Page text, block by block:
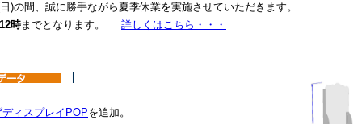
)の間、誠に勝手ながら夏季休業を実施させていただきます。
時までとなります。 詳しくはこちら・・・
ィスプレイPOPを追加。